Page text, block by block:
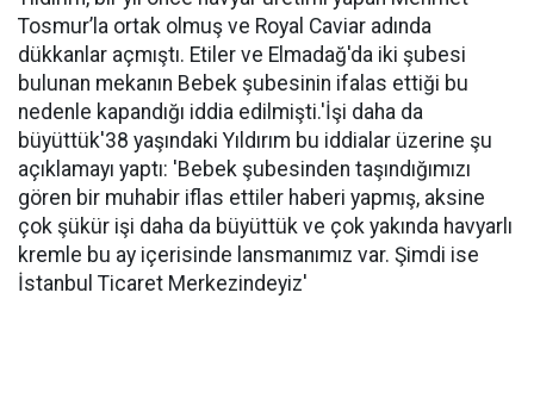
Tosmur’la ortak olmuş ve Royal Caviar adında
dükkanlar açmıştı. Etiler ve Elmadağ'da iki şubesi
bulunan mekanın Bebek şubesinin ifalas ettiği bu
nedenle kapandığı iddia edilmişti.'İşi daha da
büyüttük'38 yaşındaki Yıldırım bu iddialar üzerine şu
açıklamayı yaptı: 'Bebek şubesinden taşındığımızı
gören bir muhabir iflas ettiler haberi yapmış, aksine
çok şükür işi daha da büyüttük ve çok yakında havyarlı
kremle bu ay içerisinde lansmanımız var. Şimdi ise
İstanbul Ticaret Merkezindeyiz'